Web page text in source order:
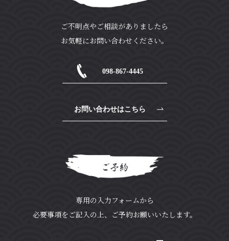
ご不明点やご相談がありましたら
お気軽にお問い合わせください。
098-867-4445
お問い合わせはこちら
ご予約
専用の入力フォームから
必要事項をご記入の上、ご予約お願いいたします。